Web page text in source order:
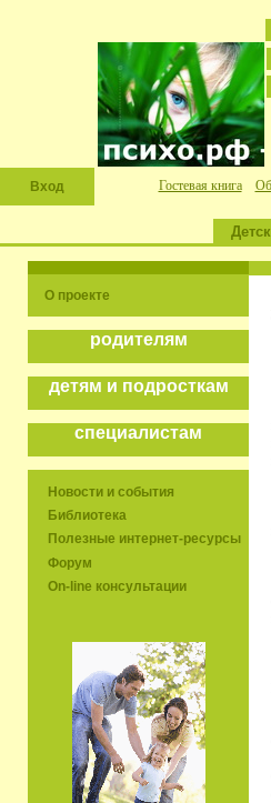
Вход Гостевая книга
О проекте
родителям
детям и подросткам
специалистам
Новости и события
Библиотека
Полезные интернет-ресурсы
Форум
On-line консультации